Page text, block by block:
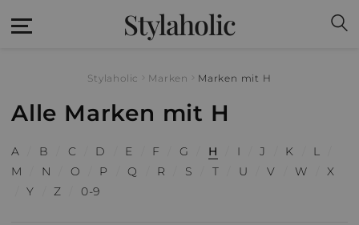
Stylaholic
Stylaholic Marken Marken mit H
Alle Marken mit H
A B C D E F G H I /J K L
M
N O P /Q R S T U /V /W
X
/Y Z 0-9